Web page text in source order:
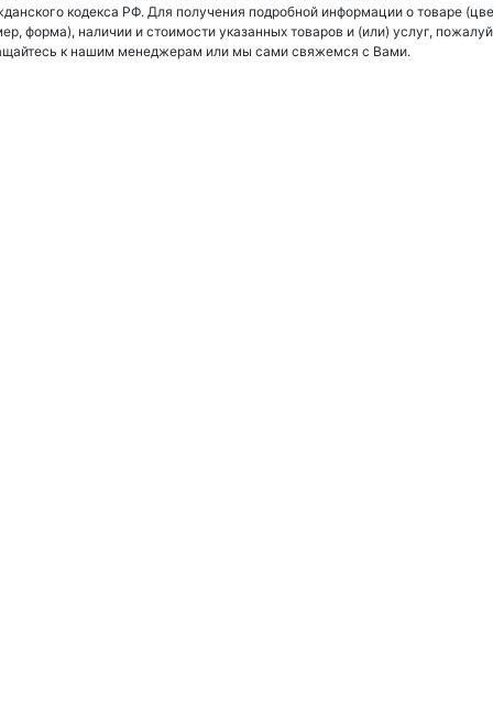
кодекса РФ. Для получения подробной информации о товаре
форма), наличии и стоимости указанных товаров и (или) услуг,
к нашим менеджерам или мы сами свяжемся с Вами.